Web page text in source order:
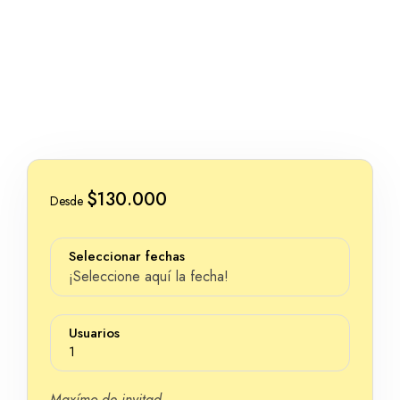
Desde $130.000
Seleccionar fechas
¡Seleccione aquí la fecha!
Usuarios
1